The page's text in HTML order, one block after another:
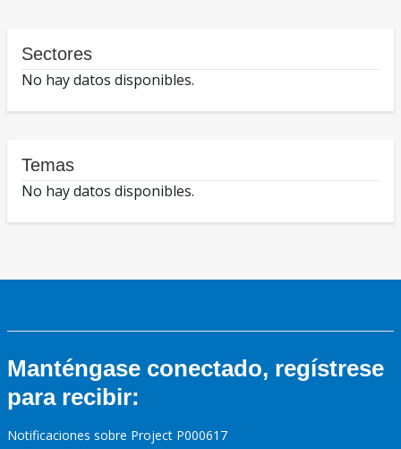
Sectores
No hay datos disponibles.
Temas
No hay datos disponibles.
Manténgase conectado, regístrese
para recibir:
Notificaciones sobre Project P000617